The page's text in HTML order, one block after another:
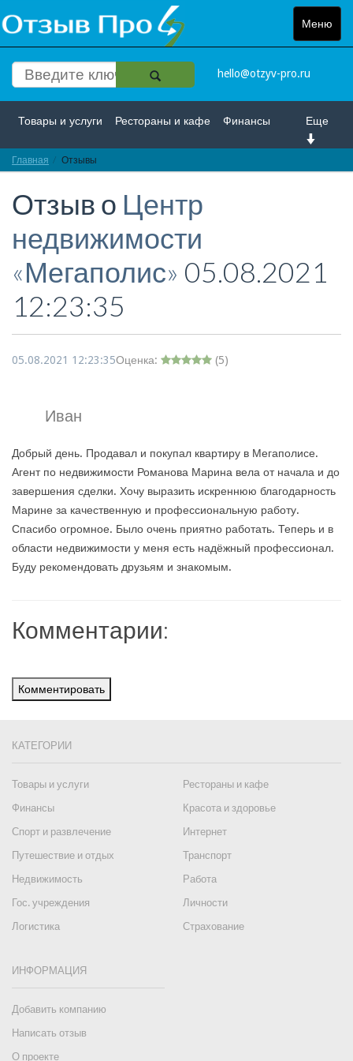
Меню
Toggle
hello@otzyv-pro.ru
Еще
Товары и услуги Рестораны и кафе Финансы
Красота и здоровье
Интернет Путешествие и отдых
Недвижимость Работа Гос. учреждения
Личности Логистика Страхование
Главная Отзывы
Отзыв о Центр
недвижимости
«Мегаполис» 05.08.2021
12:23:35
05.08.2021 12:23:35Оценка: (5)
Иван
Добрый день. Продавал и покупал квартиру в Мегаполисе.
Агент по недвижимости Романова Марина вела от начала и до
завершения сделки. Хочу выразить искреннюю благодарность
Марине за качественную и профессиональную работу.
Спасибо огромное. Было очень приятно работать. Теперь и в
области недвижимости у меня есть надёжный профессионал.
Буду рекомендовать друзьям и знакомым.
Комментарии:
Комментировать
КАТЕГОРИИ
Товары и услуги
Рестораны и кафе
Финансы
Красота и здоровье
Спорт и развлечение
Интернет
Путешествие и отдых
Транспорт
Недвижимость
Работа
Гос. учреждения
Личности
Логистика
Страхование
ИНФОРМАЦИЯ
Добавить компанию
Написать отзыв
О проекте